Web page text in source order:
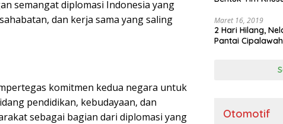
semangat diplomasi Indonesia yang
dan kerja sama yang saling
komitmen kedua negara untuk
pendidikan, kebudayaan, dan
sebagai bagian dari diplomasi yang
Maret 16, 2019
2 Hari Hilang,
Pantai
Otomotif